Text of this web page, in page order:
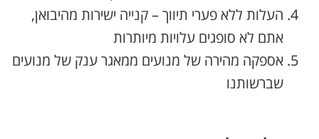
העלות ללא פערי תיווך – קנייה ישירות מהיבואן,
אתם לא סופגים עלויות מיותרות
אספקה מהירה של מנועים ממאגר ענק של מנועים
שברשותנו